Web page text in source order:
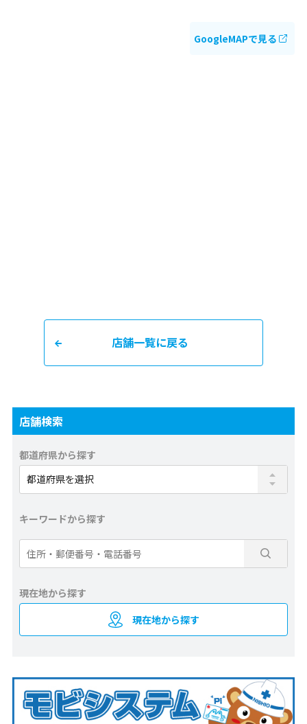
GoogleMAPで見る
店舗一覧に戻る
店舗検索
都道府県から探す
キーワードから探す
現在地から探す
現在地から探す